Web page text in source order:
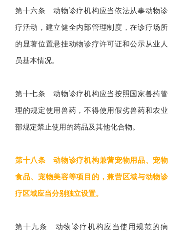
第十六条 动物诊疗机构应当依法从事动物诊
疗活动，建立健全内部管理制度，在诊疗场所
的显著位置悬挂动物诊疗许可证和公示从业人
员基本情况。
第十七条 动物诊疗机构应当按照国家兽药管
理的规定使用兽药，不得使用假劣兽药和农业
部规定禁止使用的药品及其他化合物。
第十八条 动物诊疗机构兼营宠物用品、宠物
食品、宠物美容等项目的，兼营区域与动物诊
疗区域应当分别独立设置。
第十九条 动物诊疗机构应当使用规范的病